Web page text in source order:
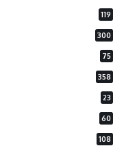
119
300
75
358
23
60
108